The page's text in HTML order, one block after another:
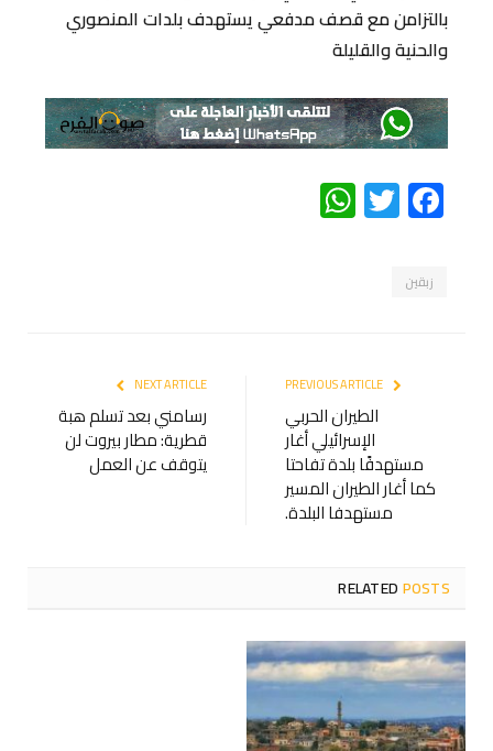
بالتزامن مع قصف مدفعي يستهدف بلدات المنصوري
والحنية والقليلة
Facebook
Twitter
WhatsApp
زبقين
الطيران الحربي
الإسرائيلي أغار
مستهدفًا بلدة تفاحتا
كما أغار الطيران المسير
مستهدفا البلدة.
NEXT ARTICLE
رسامني بعد تسلم هبة
قطرية: مطار بيروت لن
يتوقف عن العمل
RELATEDPOSTS